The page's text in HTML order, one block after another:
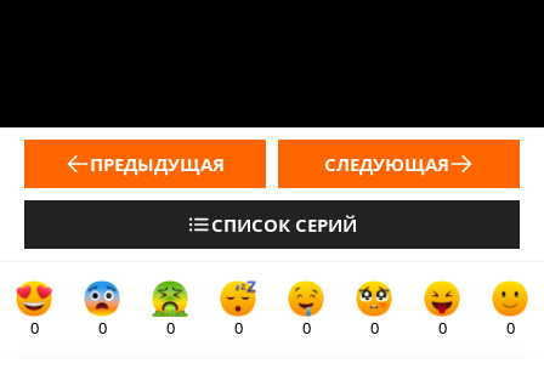
ПРЕДЫДУЩАЯ
СПИСОК СЕРИЙ
СЛЕДУЮЩАЯ
0 0 0 0 0 0 0 0